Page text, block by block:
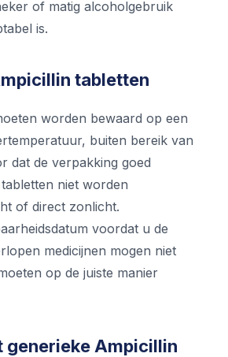
of matig alcoholgebruik
is.
tabletten
worden bewaard op een
buiten bereik van
dat de verpakking goed
niet worden
of direct zonlicht.
voordat u de
medicijnen mogen niet
op de juiste manier
generieke Ampicillin